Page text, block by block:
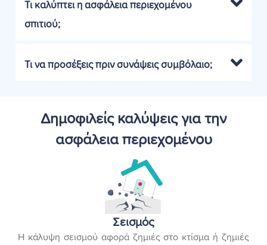
Τι καλύπτει η ασφάλεια περιεχομένου
σπιτιού;
Τι να προσέξεις πριν συνάψεις συμβόλαιο;
Δημοφιλείς καλύψεις για την
ασφάλεια περιεχομένου
Σεισμός
Η κάλυψη σεισμού αφορά ζημιές στο κτίσμα ή ζημιές